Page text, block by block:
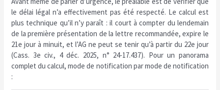
le délai légal n’a effectivement pas été respecté. Le calcul est
plus technique qu’il n’y paraît : il court à compter du lendemain
de la première présentation de la lettre recommandée, expire le
21e jour à minuit, et l’AG ne peut se tenir qu’à partir du 22e jour
(Cass. 3e civ., 4 déc. 2025, n° 24-17.437). Pour un panorama
complet du calcul, mode de notification par mode de notification
: